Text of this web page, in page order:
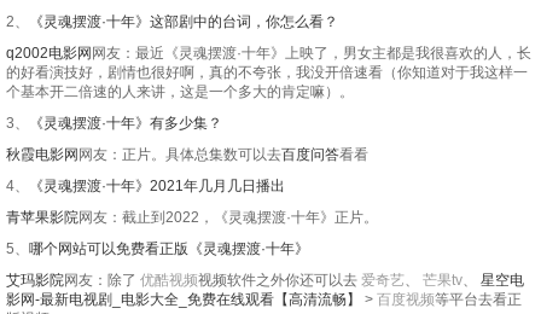
2、
《灵魂摆渡·十年》这部剧中的台词，你怎么看？
q2002电影网网友：最近《灵魂摆渡·十年》上映了，男女主都是我很喜欢的人，长
的好看演技好，剧情也很好啊，真的不夸张，我没开倍速看（你知道对于我这样一
个基本开二倍速的人来讲，这是一个多大的肯定嘛）。
3、
《灵魂摆渡·十年》有多少集？
秋霞电影网网友：正片。具体总集数可以去百度问答看看
4、
《灵魂摆渡·十年》2021年几月几日播出
青苹果影院网友：截止到2022，《灵魂摆渡·十年》正片。
5、 哪个网站可以免费看正版《灵魂摆渡·十年》
艾玛影院网友：除了 优酷视频视频软件之外你还可以去 爱奇艺、 芒果tv、 星空电
影网-最新电视剧_电影大全_免费在线观看【高清流畅】 > 百度视频等平台去看正